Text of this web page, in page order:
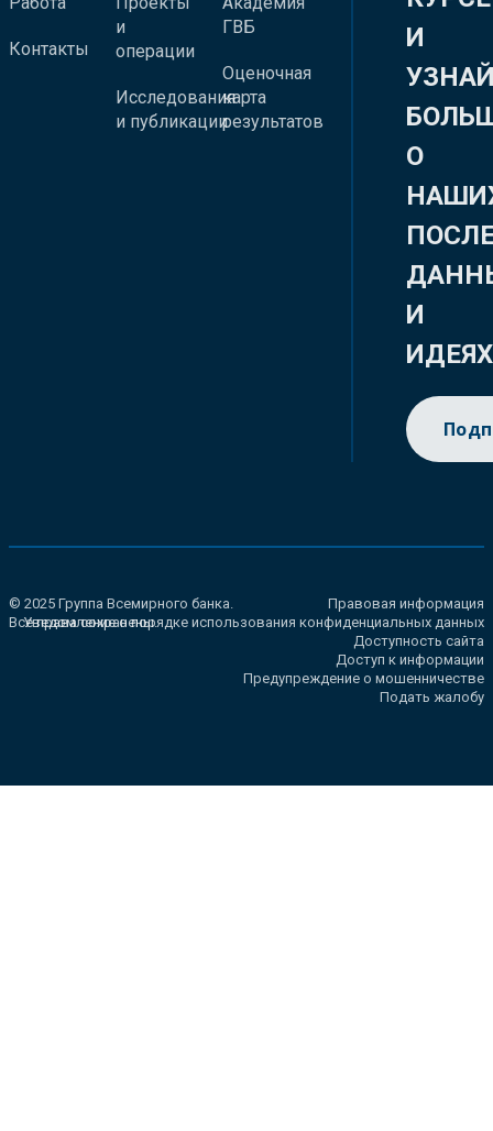
Контакты
и
операции
Исследования
и публикации
ГВБ
Оценочная
карта
результатов
И
О
И
ИДЕЯХ
© 2025 Группа Всемирного банка.
Все права сохранены.
Правовая информация
Уведомление о порядке использования конфиденциальных данных
Доступность сайта
Доступ к информации
Предупреждение о мошенничестве
Подать жалобу